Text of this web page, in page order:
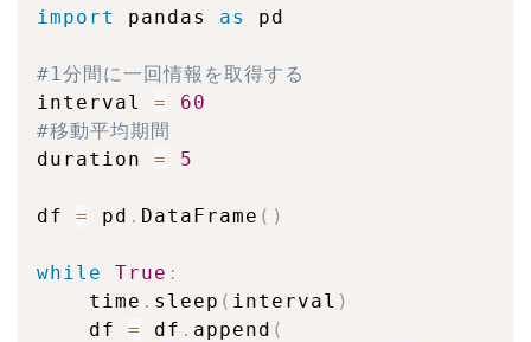
import
pandas as pd
#1分間に一回情報を取得する
interval =
60
#移動平均期間
duration = 5
df = pd . DataFrame ( )
while True :
    time
. sleep ( interval )
    df
= df . append (